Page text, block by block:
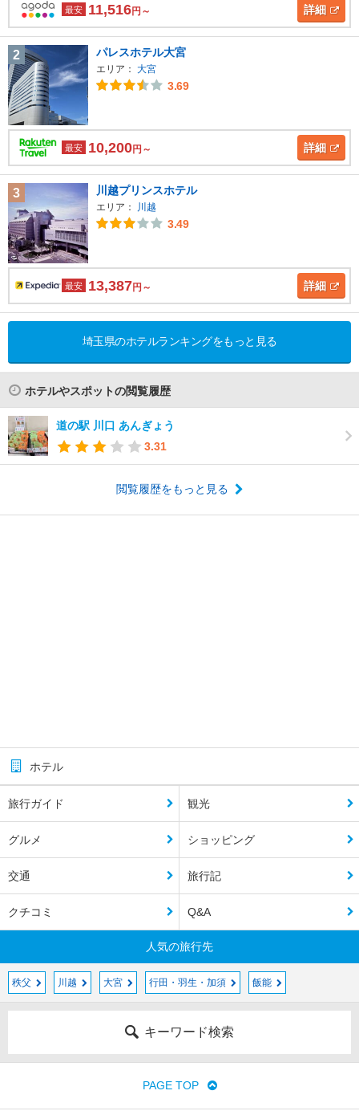
最安 11,516円～ 詳細
2 パレスホテル大宮
エリア： 大宮
3.69
最安 10,200円～ 詳細
3 川越プリンスホテル
エリア： 川越
3.49
最安 13,387円～ 詳細
埼玉県のホテルランキングをもっと見る
ホテルやスポットの閲覧履歴
道の駅 川口 あんぎょう
3.31
閲覧履歴をもっと見る
ホテル
旅行ガイド 観光
グルメ ショッピング
交通 旅行記
クチコミ Q&A
人気の旅行先
秩父 川越 大宮 行田・羽生・加須 飯能
キーワード検索
PAGE TOP